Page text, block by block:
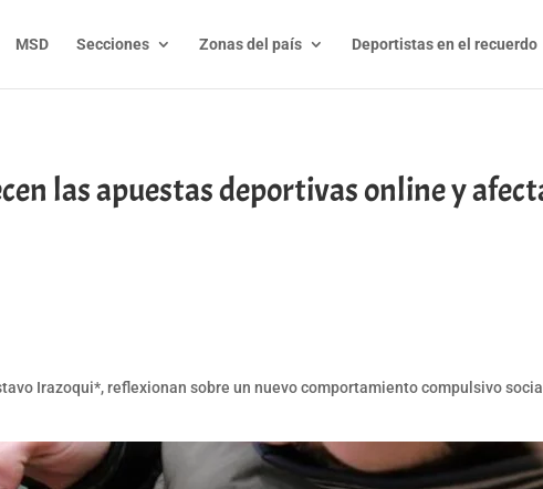
MSD Secciones Zonas del país Deportistas en el recuerdo
las apuestas deportivas online y
Irazoqui*, reflexionan sobre un nuevo comportamiento compulsivo